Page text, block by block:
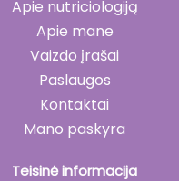
Apie nutriciologiją
Apie mane
Vaizdo įrašai
Paslaugos
Kontaktai
Mano paskyra
Teisinė informacija